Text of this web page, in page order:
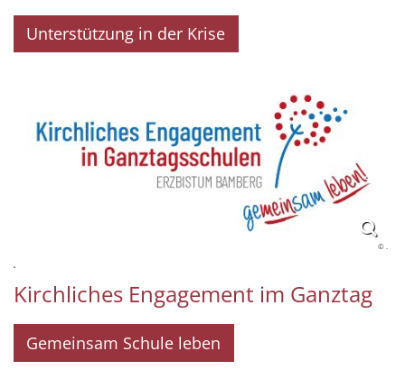
Unterstützung in der Krise
© .
.
Kirchliches Engagement im Ganztag
Gemeinsam Schule leben